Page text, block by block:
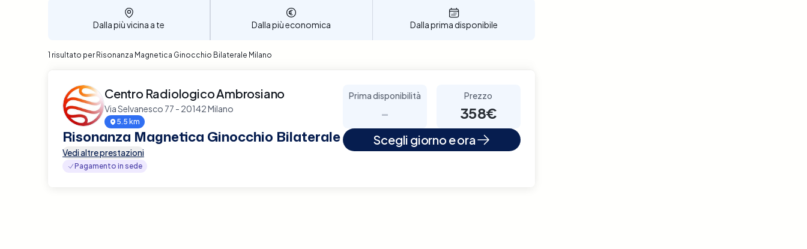
Dalla più vicina a te Dalla più economica Dalla prima disponibile
1 risultato per Risonanza Magnetica Ginocchio Bilaterale Milano
Centro Radiologico Ambrosiano
Via Selvanesco 77 - 20142 Milano
5.5 km
Risonanza Magnetica Ginocchio Bilaterale
Vedi altre prestazioni
Pagamento in sede
Prima disponibilità
-
Prezzo
358€
Scegli giorno e ora